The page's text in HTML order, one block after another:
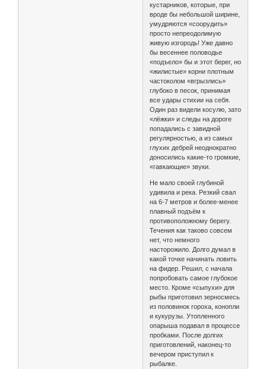
кустарников, которые, при
вроде бы небольшой ширине,
умудряются «соорудить»
просто непреодолимую
живую изгородь! Уже давно
бы весеннее половодье
«подъело» бы и этот берег, но
«жилистые» корни плотным
частоколом «вгрызлись»
глубоко в песок, принимая
все удары стихии на себя.
Один раз видели косулю, зато
«лёжки» и следы на дороге
попадались с завидной
регулярностью, а из самых
глухих дебрей неоднократно
доносились какие-то громкие,
«гавкающие» звуки.
Не мало своей глубиной
удивила и река. Резкий свал
на 6-7 метров и более-менее
плавный подъём к
противоположному берегу.
Течения как таково совсем
нет, что немного
насторожило. Долго думал в
какой точке начинать ловить
на фидер. Решил, с начала
попробовать самое глубокое
место. Кроме «сыпухи» для
рыбы приготовил зерносмесь
из половинок гороха, конопли
и кукурузы. Утопленного
опарыша подавал в процессе
пробками. После долгих
приготовлений, наконец-то
вечером приступил к
рыбалке.